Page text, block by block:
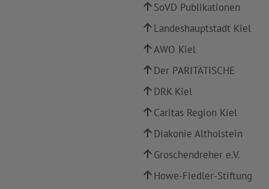
SoVD Publikationen
Landeshauptstadt Kiel
AWO Kiel
Der PARITÄTISCHE
DRK Kiel
Caritas Region Kiel
Diakonie Altholstein
Groschendreher e.V.
Howe-Fiedler-Stiftung